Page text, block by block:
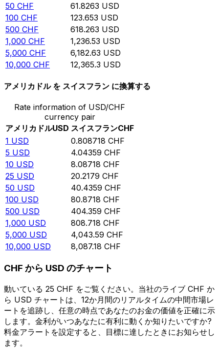
50 CHF 61.8263 USD
100 CHF 123.653 USD
500 CHF 618.263 USD
1,000 CHF 1,236.53 USD
5,000 CHF 6,182.63 USD
10,000 CHF 12,365.3 USD
アメリカドル を スイスフラン に換算する
Rate information of USD/CHF
currency pair
アメリカドルUSD スイスフランCHF
1 USD 0.808718 CHF
5 USD 4.04359 CHF
10 USD 8.08718 CHF
25 USD 20.2179 CHF
50 USD 40.4359 CHF
100 USD 80.8718 CHF
500 USD 404.359 CHF
1,000 USD 808.718 CHF
5,000 USD 4,043.59 CHF
10,000 USD 8,087.18 CHF
CHF から USD のチャート
動いている 25 CHF をご覧ください。当社のライブ CHF か
ら USD チャートは、12か月間のリアルタイムの中間市場レ
ートを追跡し、任意の時点であなたのお金の価値を正確に示
します。金利がいつあなたに有利に動くか知りたいですか?
料金アラートを設定すると、目標に達したときにお知らせし
ます。